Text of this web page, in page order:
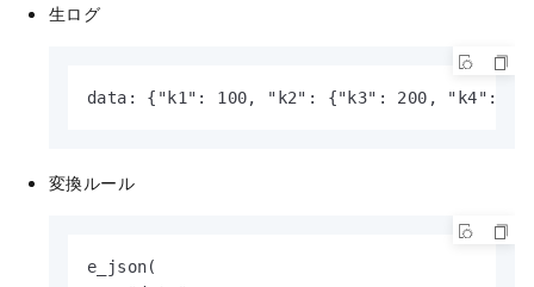
生ログ
data: {"k1": 100, "k2": {"k3": 200, "k4":
変換ルール
e_json(